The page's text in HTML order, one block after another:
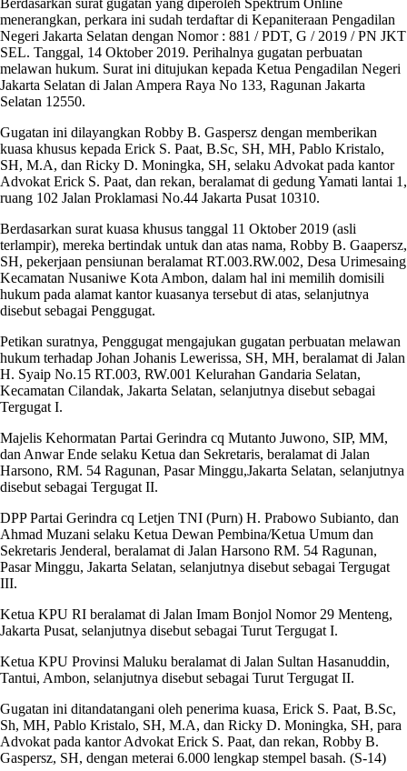
menerangkan, perkara ini sudah terdaftar di Kepaniteraan Pengadilan
Negeri Jakarta Selatan dengan Nomor : 881 / PDT, G / 2019 / PN JKT
SEL. Tanggal, 14 Oktober 2019. Perihalnya gugatan perbuatan
melawan hukum. Surat ini ditujukan kepada Ketua Pengadilan Negeri
Jakarta Selatan di Jalan Ampera Raya No 133, Ragunan Jakarta
Selatan 12550.
Gugatan ini dilayangkan Robby B. Gaspersz dengan memberikan
kuasa khusus kepada Erick S. Paat, B.Sc, SH, MH, Pablo Kristalo,
SH, M.A, dan Ricky D. Moningka, SH, selaku Advokat pada kantor
Advokat Erick S. Paat, dan rekan, beralamat di gedung Yamati lantai 1,
ruang 102 Jalan Proklamasi No.44 Jakarta Pusat 10310.
Berdasarkan surat kuasa khusus tanggal 11 Oktober 2019 (asli
terlampir), mereka bertindak untuk dan atas nama, Robby B. Gaapersz,
SH, pekerjaan pensiunan beralamat RT.003.RW.002, Desa Urimesaing
Kecamatan Nusaniwe Kota Ambon, dalam hal ini memilih domisili
hukum pada alamat kantor kuasanya tersebut di atas, selanjutnya
disebut sebagai Penggugat.
Petikan suratnya, Penggugat mengajukan gugatan perbuatan melawan
hukum terhadap Johan Johanis Lewerissa, SH, MH, beralamat di Jalan
H. Syaip No.15 RT.003, RW.001 Kelurahan Gandaria Selatan,
Kecamatan Cilandak, Jakarta Selatan, selanjutnya disebut sebagai
Tergugat I.
Majelis Kehormatan Partai Gerindra cq Mutanto Juwono, SIP, MM,
dan Anwar Ende selaku Ketua dan Sekretaris, beralamat di Jalan
Harsono, RM. 54 Ragunan, Pasar Minggu,Jakarta Selatan, selanjutnya
disebut sebagai Tergugat II.
DPP Partai Gerindra cq Letjen TNI (Purn) H. Prabowo Subianto, dan
Ahmad Muzani selaku Ketua Dewan Pembina/Ketua Umum dan
Sekretaris Jenderal, beralamat di Jalan Harsono RM. 54 Ragunan,
Pasar Minggu, Jakarta Selatan, selanjutnya disebut sebagai Tergugat
III.
Ketua KPU RI beralamat di Jalan Imam Bonjol Nomor 29 Menteng,
Jakarta Pusat, selanjutnya disebut sebagai Turut Tergugat I.
Ketua KPU Provinsi Maluku beralamat di Jalan Sultan Hasanuddin,
Tantui, Ambon, selanjutnya disebut sebagai Turut Tergugat II.
Gugatan ini ditandatangani oleh penerima kuasa, Erick S. Paat, B.Sc,
Sh, MH, Pablo Kristalo, SH, M.A, dan Ricky D. Moningka, SH, para
Advokat pada kantor Advokat Erick S. Paat, dan rekan, Robby B.
Gaspersz, SH, dengan meterai 6.000 lengkap stempel basah. (S-14)